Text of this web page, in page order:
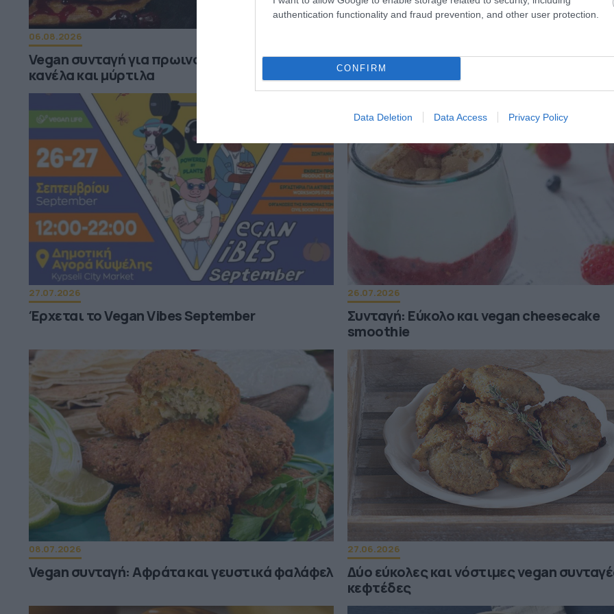
authentication functionality and fraud prevention, and other user protection.
CONFIRM
Data Deletion Data Access Privacy Policy
06.08.2026
Vegan συνταγή για πρωινό: Pancakes με
κανέλα και μύρτιλα
Συνταγή: Εύκολο και vegan παγωτό
27.07.2026
Έρχεται το Vegan Vibes September
26.07.2026
Συνταγή: Εύκολο και vegan cheesecake
smoothie
08.07.2026
Vegan συνταγή: Αφράτα και γευστικά φαλάφελ
27.06.2026
Δύο εύκολες και νόστιμες vegan
κεφτέδες